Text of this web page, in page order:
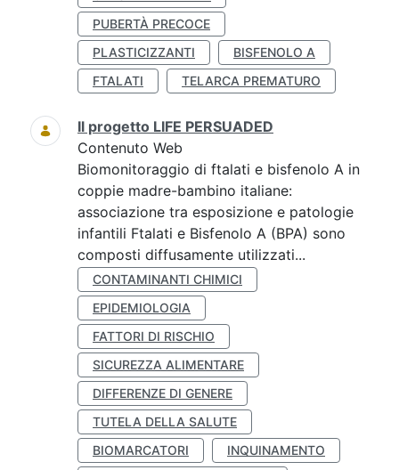
PUBERTÀ PRECOCE
PLASTICIZZANTI
BISFENOLO A
FTALATI
TELARCA PREMATURO
Il progetto LIFE PERSUADED
Contenuto Web
Biomonitoraggio di ftalati e bisfenolo A in
coppie madre-bambino italiane:
associazione tra esposizione e patologie
infantili Ftalati e Bisfenolo A (BPA) sono
composti diffusamente utilizzati...
CONTAMINANTI CHIMICI
EPIDEMIOLOGIA
FATTORI DI RISCHIO
SICUREZZA ALIMENTARE
DIFFERENZE DI GENERE
TUTELA DELLA SALUTE
BIOMARCATORI
INQUINAMENTO